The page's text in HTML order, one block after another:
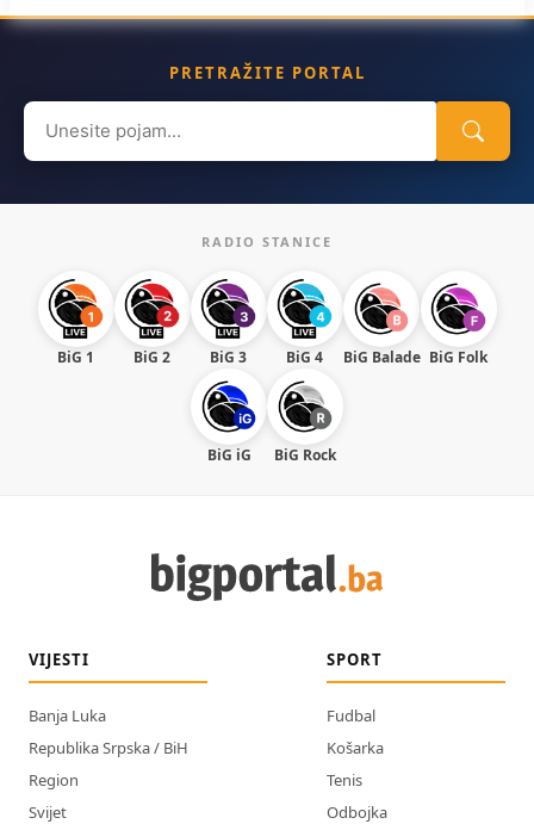
PRETRAŽITE PORTAL
Search
for:
RADIO STANICE
BiG 1 BiG 2 BiG 3 BiG 4 BiG Balade BiG Folk
BiG iG BiG Rock
VIJESTI
Banja Luka
Republika Srpska / BiH
Region
Svijet
SPORT
Fudbal
Košarka
Tenis
Odbojka